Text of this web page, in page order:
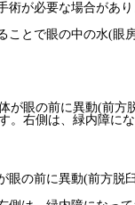
術が必要な場合があ
ことで眼の中の水(眼
眼の前に異動(前方脱